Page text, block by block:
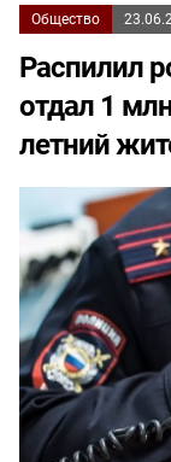
Общество
Распилил
отдал 1
летний